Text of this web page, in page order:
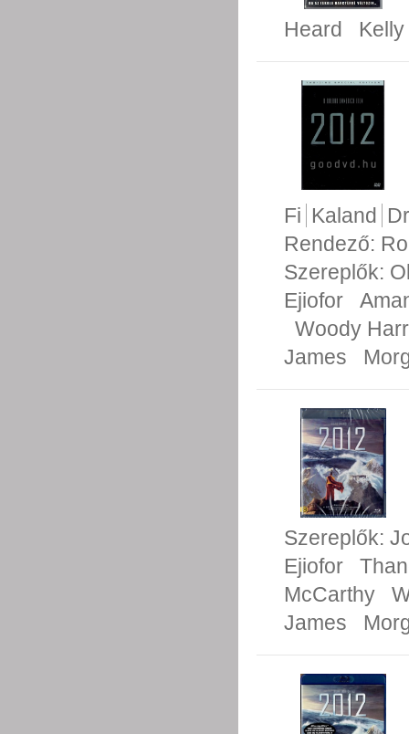
Heard
Fi Kaland
Rendező:
Szereplők:
Ejiofor
Woody
James
Szereplők:
Ejiofor
McCarthy
James